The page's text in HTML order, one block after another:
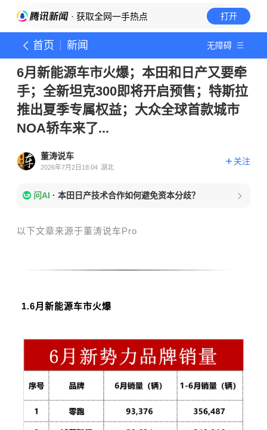
· 获取全网一手热点 打开
首页 新闻 无障碍
6月新能源车市火爆；本田和日产又要牵
手；全新坦克300即将开启预售；特斯拉
推出夏季专属权益；大众全球首款城市
NOA轿车来了...
董涛说车
2026年7月2日18:04 湖北
关注
问AI · 本田日产技术合作如何避免资本分歧？
以下文章来源于董涛说车Pro
1.6月新能源车市火爆